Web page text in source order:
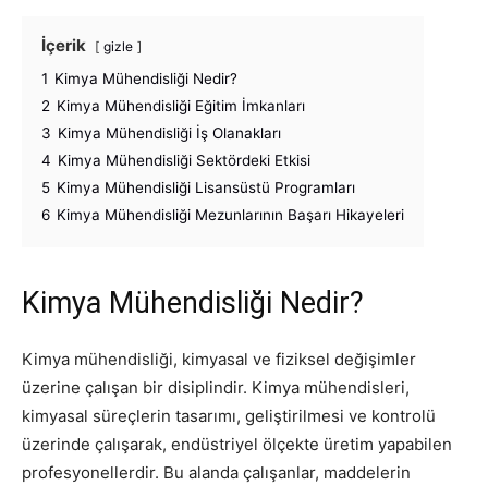
İçerik gizle
1 Kimya Mühendisliği Nedir?
2 Kimya Mühendisliği Eğitim İmkanları
3 Kimya Mühendisliği İş Olanakları
4 Kimya Mühendisliği Sektördeki Etkisi
5 Kimya Mühendisliği Lisansüstü Programları
6 Kimya Mühendisliği Mezunlarının Başarı Hikayeleri
Kimya Mühendisliği Nedir?
Kimya mühendisliği, kimyasal ve fiziksel değişimler
üzerine çalışan bir disiplindir. Kimya mühendisleri,
kimyasal süreçlerin tasarımı, geliştirilmesi ve kontrolü
üzerinde çalışarak, endüstriyel ölçekte üretim yapabilen
profesyonellerdir. Bu alanda çalışanlar, maddelerin